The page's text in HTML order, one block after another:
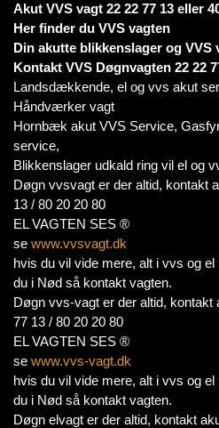
Akut VVS vagt 22 22 77 13 eller
Her finder du VVS vagten
Din akutte blikkenslager og VVS
Kontakt VVS Døgnvagten 22 22
Landsdækkende, el og vvs akut
Håndværker vagt
Hornbæk akut VVS Service,
service,
Blikkenslager udkald ring vil el og
Døgn vvsvagt er der altid, kontakt
13 / 80 20 20 80
EL VAGTEN SES ®
se www.vvsvagt.dk
hvis du vil vide mere, alt i vvs og
du i Nød så kontakt vagten.
Døgn vvs-vagt er der altid, kontakt
77 13 / 80 20 20 80
EL VAGTEN SES ®
se www.vvs-vagt.dk
hvis du vil vide mere, alt i vvs og
du i Nød så kontakt vagten.
Døgn elvagt er der altid, kontakt